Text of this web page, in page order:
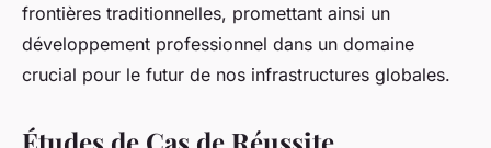
frontières traditionnelles, promettant ainsi un
développement professionnel dans un domaine
crucial pour le futur de nos infrastructures globales.